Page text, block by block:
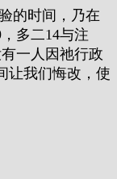
的时间，乃在
多二14与注
一人因祂行政
让我们悔改，使